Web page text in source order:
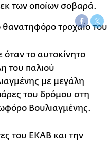
των οποίων σοβαρά.
το αυτοκίνητο
του παλιού
με μεγάλη
του δρόμου στη
Βουλιαγμένης.
του ΕΚΑΒ και την